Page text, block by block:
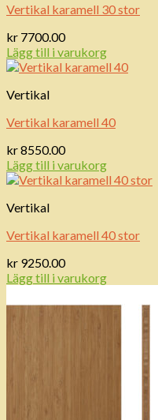
Vertikal karamell 30 stor
kr 7700.00
Lägg till i varukorg
Vertikal
Vertikal karamell 40
kr8550.00
Lägg till i varukorg
Vertikal
Vertikal karamell 40 stor
kr 9250.00
Lägg till i varukorg